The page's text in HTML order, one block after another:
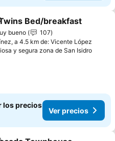
a favoritos
Bed/breakfast
bueno
107
a 4.5 km de: Vicente López
y segura zona de San Isidro
los precios
Ver precios